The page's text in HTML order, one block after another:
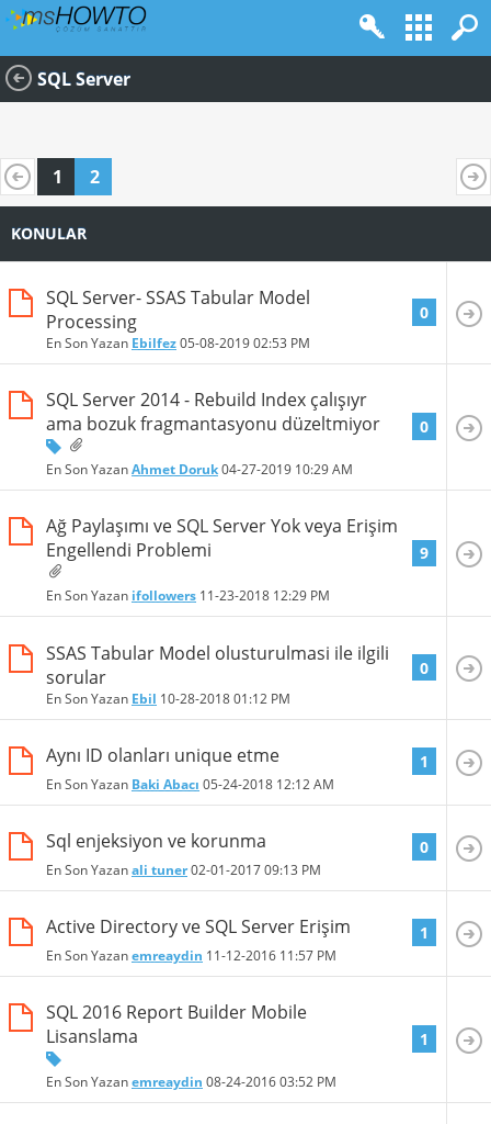
SQL Server
1 2
KONULAR
SQL Server- SSAS Tabular Model
Processing
En Son Yazan Ebilfez05-08-201902:53 PM
0
SQL Server 2014 - Rebuild Index çalışıyr
ama bozuk fragmantasyonu düzeltmiyor
En Son YazanAhmet Doruk04-27-2019 10:29 AM
0
Ağ Paylaşımı ve SQL Server Yok veya Erişim
Engellendi Problemi
En Son Yazan ifollowers 11-23-2018 12:29 PM
9
SSAS Tabular Model olusturulmasi ile ilgili
sorular
En Son Yazan Ebil 10-28-201801:12 PM
0
Aynı ID olanları unique etme
En Son Yazan Baki Abacı 05-24-2018 12:12 AM
1
Sql enjeksiyon ve korunma
En Son Yazanali tuner02-01-201709:13 PM
0
Active Directory ve SQL Server Erişim
En Son Yazanemreaydin 11-12-2016 11:57 PM
1
SQL 2016 Report Builder Mobile
Lisanslama
En Son Yazanemreaydin 08-24-201603:52 PM
1